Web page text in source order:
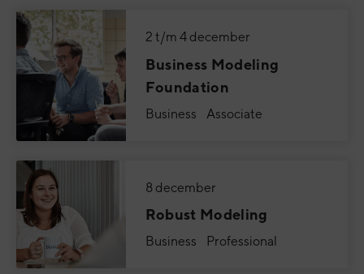
2 t/m 4 december
Business Modeling
Foundation
Business Associate
8 december
Robust Modeling
Business Professional